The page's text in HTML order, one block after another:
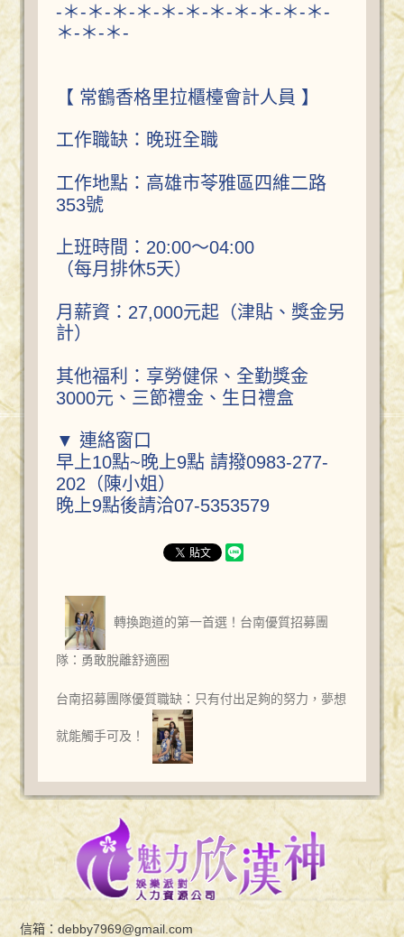
-＊-＊-＊-＊-＊-＊-＊-＊-＊-＊-＊-
＊-＊-＊-
【 常鶴香格里拉櫃檯會計人員 】
工作職缺：晚班全職
工作地點：高雄市苓雅區四維二路
353號
上班時間：20:00～04:00
（每月排休5天）
月薪資：27,000元起（津貼、獎金另
計）
其他福利：享勞健保、全勤獎金
3000元、三節禮金、生日禮盒
▼ 連絡窗口
早上10點~晚上9點 請撥0983-277-
202（陳小姐）
晚上9點後請洽07-5353579
轉換跑道的第一首選！台南優質招募團
隊：勇敢脫離舒適圈
台南招募團隊優質職缺：只有付出足夠的努力，夢想
就能觸手可及！
信箱：debby7969@gmail.com